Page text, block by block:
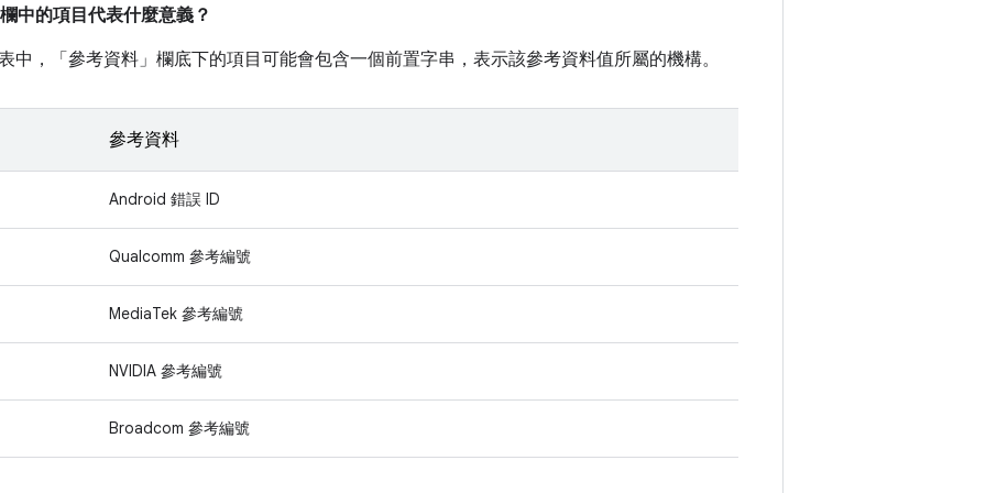
欄中的項目代表什麼意義？
中，「參考資料」 欄底下的項目可能會包含一個前置字串，表示該參考資料值所屬的機構。
參考資料
Android 錯誤 ID
Qualcomm 參考編號
MediaTek 參考編號
NVIDIA 參考編號
Broadcom 參考編號